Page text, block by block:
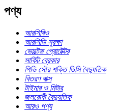
পণ্য
আরসিবিও
আরসিডি সুরক্ষা
ভোল্টেজ প্রোটেক্টর
সার্কিট ব্রেকার
পিভি সৌর শক্তি ডিসি বৈদ্যুতিক
বিতরণ বাক্স
টাইমার ও মিটার
জলরোধী বৈদ্যুতিক
আরও পণ্য